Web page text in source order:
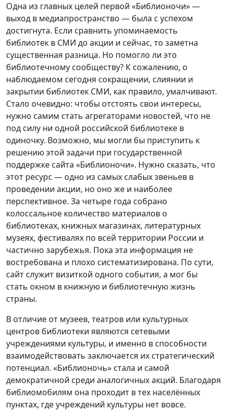
Одна из главных целей первой «Библионочи» —
выход в медиапространство — была с успехом
достигнута. Если сравнить упоминаемость
библиотек в СМИ до акции и сейчас, то заметна
существенная разница. Но помогло ли это
библиотечному сообществу? К сожалению, о
наблюдаемом сегодня сокращении, слиянии и
закрытии библиотек СМИ, как правило, умалчивают.
Стало очевидно: чтобы отстоять свои интересы,
нужно самим стать агрегаторами новостей, что не
под силу ни одной российской библиотеке в
одиночку. Возможно, мы могли бы приступить к
решению этой задачи при государственной
поддержке сайта «Библионочи». Нужно сказать, что
этот ресурс — одно из самых слабых звеньев в
проведении акции, но оно же и наиболее
перспективное. За четыре года собрано
колоссальное количество материалов о
библиотеках, книжных магазинах, литературных
музеях, фестивалях по всей территории России и
частично зарубежья. Пока эта информация не
востребована и плохо систематизирована. По сути,
сайт служит визиткой одного события, а мог бы
стать окном в книжную и библиотечную жизнь
страны.
В отличие от музеев, театров или культурных
центров библиотеки являются сетевыми
учреждениями культуры, и именно в способности
взаимодействовать заключается их стратегический
потенциал. «Библионочь» стала и самой
демократичной среди аналогичных акций. Благодаря
библиомобилям она проходит в тех населённых
пунктах, где учреждений культуры нет вовсе.